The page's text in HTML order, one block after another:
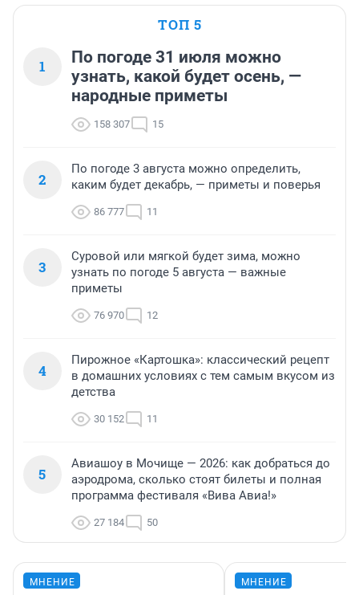
ТОП 5
1
По погоде 31 июля можно
узнать, какой будет осень, —
народные приметы
158 307 15
2
По погоде 3 августа можно определить,
каким будет декабрь, — приметы и поверья
86 777 11
3
Суровой или мягкой будет зима, можно
узнать по погоде 5 августа — важные
приметы
76 970 12
4
Пирожное «Картошка»: классический рецепт
в домашних условиях с тем самым вкусом из
детства
30 152 11
5
Авиашоу в Мочище — 2026: как добраться до
аэродрома, сколько стоят билеты и полная
программа фестиваля «Вива Авиа!»
27 184 50
МНЕНИЕ МНЕНИЕ